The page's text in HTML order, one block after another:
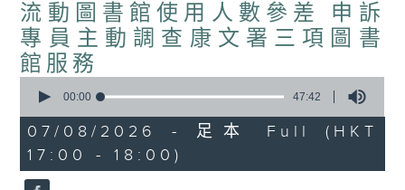
流動圖書館使用人數參差 申訴
專員主動調查康文署三項圖書
館服務
seconds
47
minutes,
42
seconds
00:00 47:42
07/08/2026 - 足本 Full (HKT
17:00 - 18:00)